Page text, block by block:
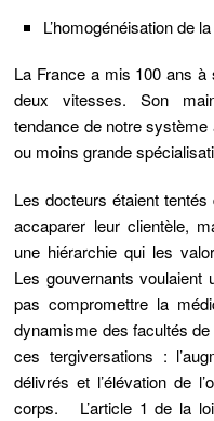
L’homogénéisation de
La France a mis 100 ans à
deux vitesses. Son
tendance de notre
ou moins grande
Les docteurs étaient
accaparer leur clientèle,
une hiérarchie qui les
Les gouvernants voulaient
pas compromettre la
dynamisme des facultés
ces tergiversations :
délivrés et l’élévation de
corps. L’article 1 de la